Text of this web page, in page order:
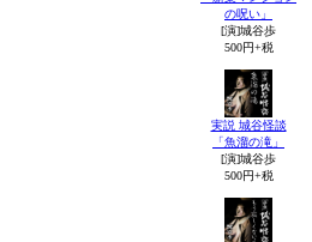
の呪い」
[演]城谷歩
500円+税
実説 城谷怪談
「魚溜の滝」
[演]城谷歩
500円+税